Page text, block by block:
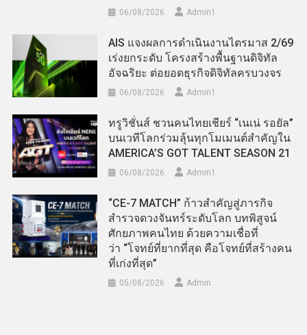
06/08/2026 Admin​1
AIS แจงผลการดำเนินงานไตรมาส 2/69
เร่งยกระดับ โครงสร้างพื้นฐานดิจิทัล
อัจฉริยะ ต่อยอดธุรกิจดิจิทัลครบวงจร
06/08/2026 Admin​1
ทรูวิชั่นส์ ชวนคนไทยเชียร์ “เนเน่ รอยัล”
บนเวทีโลกร่วมลุ้นทุกโมเมนต์สำคัญใน
AMERICA’S GOT TALENT SEASON 21
06/08/2026 Admin​1
“CE-7 MATCH” ก้าวสำคัญสู่ภารกิจ
สำรวจดวงจันทร์ระดับโลก บทพิสูจน์
ศักยภาพคนไทย ด้วยความเชื่อที่
ว่า “โจทย์ที่ยากที่สุด คือโจทย์ที่สร้างคน
ที่เก่งที่สุด”
05/08/2026 Admin